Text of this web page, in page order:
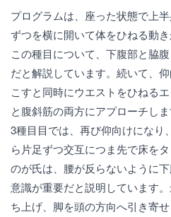
プログラムは、座った状態で上
ずつを横に開いて体をひねる動
この種目について、下腹部と脇
だと解説しています。続いて、
こすと同時にウエストをひねる
と腹斜筋の両方にアプローチしま
3種目目では、再び仰向けになり
ら片足ずつ交互につま先で床を
のが氏は、腰が反らないように
意識が重要だと説明しています
ち上げ、脚を頭の方向へ引き寄